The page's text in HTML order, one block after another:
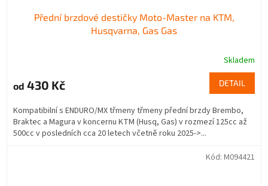
Přední brzdové destičky Moto-Master na KTM,
Husqvarna, Gas Gas
Skladem
od 430 Kč DETAIL
Kompatibilní s ENDURO/MX třmeny třmeny přední brzdy Brembo,
Braktec a Magura v koncernu KTM (Husq, Gas) v rozmezí 125cc až
500cc v posledních cca 20 letech včetně roku 2025->...
Kód: M094421